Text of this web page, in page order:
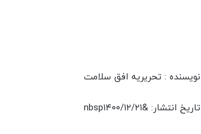
نویسنده : تحریریه افق سلامت
تاریخ انتشار: &nbsp۱۴۰۰/۱۲/۲۱